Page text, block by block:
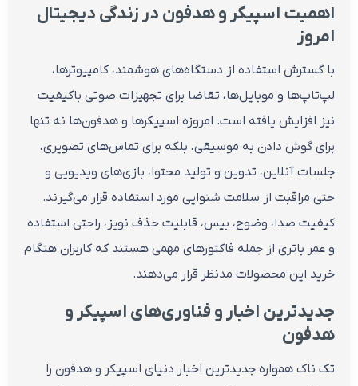
اهمیت اسپیکر و هدفون در زندگی دیجیتال
امروز
با گسترش استفاده از دستگاه‌های هوشمند، کامپیوترها،
لپ‌تاپ‌ها و موبایل‌ها، تقاضا برای تجهیزات صوتی باکیفیت
نیز افزایش یافته است. امروزه اسپیکرها و هدفون‌ها نه تنها
برای گوش دادن به موسیقی، بلکه برای تماس‌های تصویری،
جلسات آنلاین، تدوین و تولید محتوا، بازی‌های ویدیویی و
حتی مراقبت از سلامت شنوایی مورد استفاده قرار می‌گیرند.
کیفیت صدا، وضوح، بیس، قابلیت حذف نویز، راحتی استفاده
و عمر باتری از جمله فاکتورهای مهمی هستند که کاربران هنگام
خرید این محصولات مدنظر قرار می‌دهند.
جدیدترین اخبار و فناوری‌های اسپیکر و
هدفون
تک ناک همواره جدیدترین اخبار دنیای اسپیکر و هدفون را